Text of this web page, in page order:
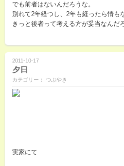
でも前者はないんだろうな。
別れて2年経つし、2年も経ったら情も
きっと後者って考える方が妥当なんだ
2011-10-17
夕日
カテゴリー： つぶやき
実家にて